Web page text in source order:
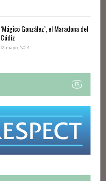
‘Mágico González’, el Maradona del
Cádiz
12 mayo, 2014